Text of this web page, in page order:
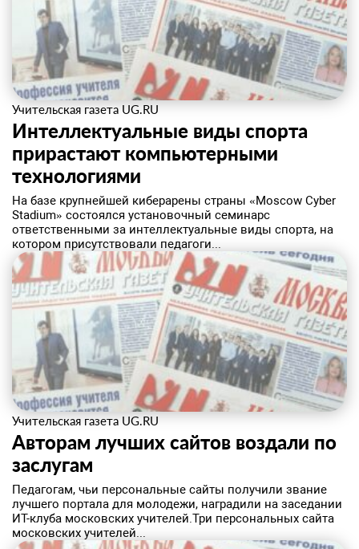
Учительская газета UG.RU
Интеллектуальные виды спорта
прирастают компьютерными
технологиями
​На базе крупнейшей киберарены страны «Moscow Cyber
Stadium» состоялся установочный семинарс
ответственными за интеллектуальные виды спорта, на
котором присутствовали педагоги...
Учительская газета UG.RU
Авторам лучших сайтов воздали по
заслугам
​Педагогам, чьи персональные сайты получили звание
лучшего портала для молодежи, наградили на заседании
ИТ-клуба московских учителей.Три персональных сайта
московских учителей...